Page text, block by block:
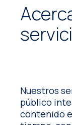
Nuestros
público
contenido